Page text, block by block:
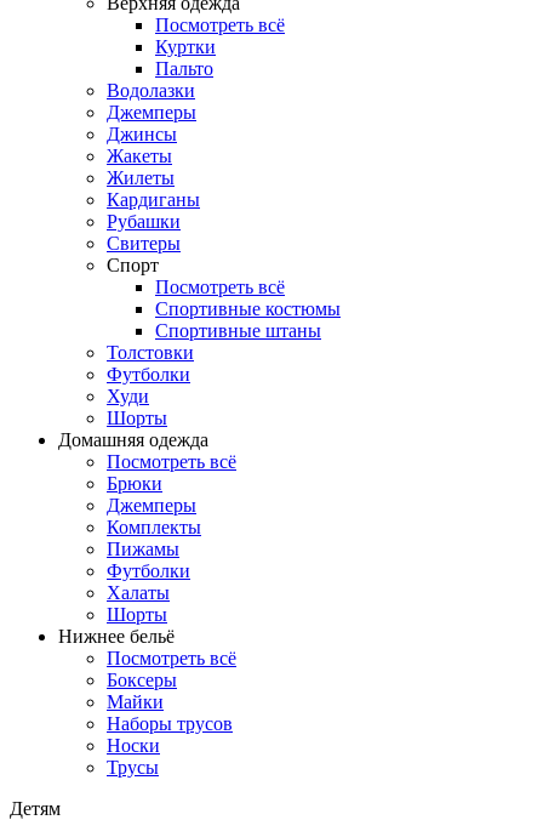
Посмотреть всё
Куртки
Пальто
Водолазки
Джемперы
Джинсы
Жакеты
Жилеты
Кардиганы
Рубашки
Свитеры
Спорт
Посмотреть всё
Спортивные костюмы
Спортивные штаны
Толстовки
Футболки
Худи
Шорты
Домашняя одежда
Посмотреть всё
Брюки
Джемперы
Комплекты
Пижамы
Футболки
Халаты
Шорты
Нижнее бельё
Посмотреть всё
Боксеры
Майки
Наборы трусов
Носки
Трусы
Детям